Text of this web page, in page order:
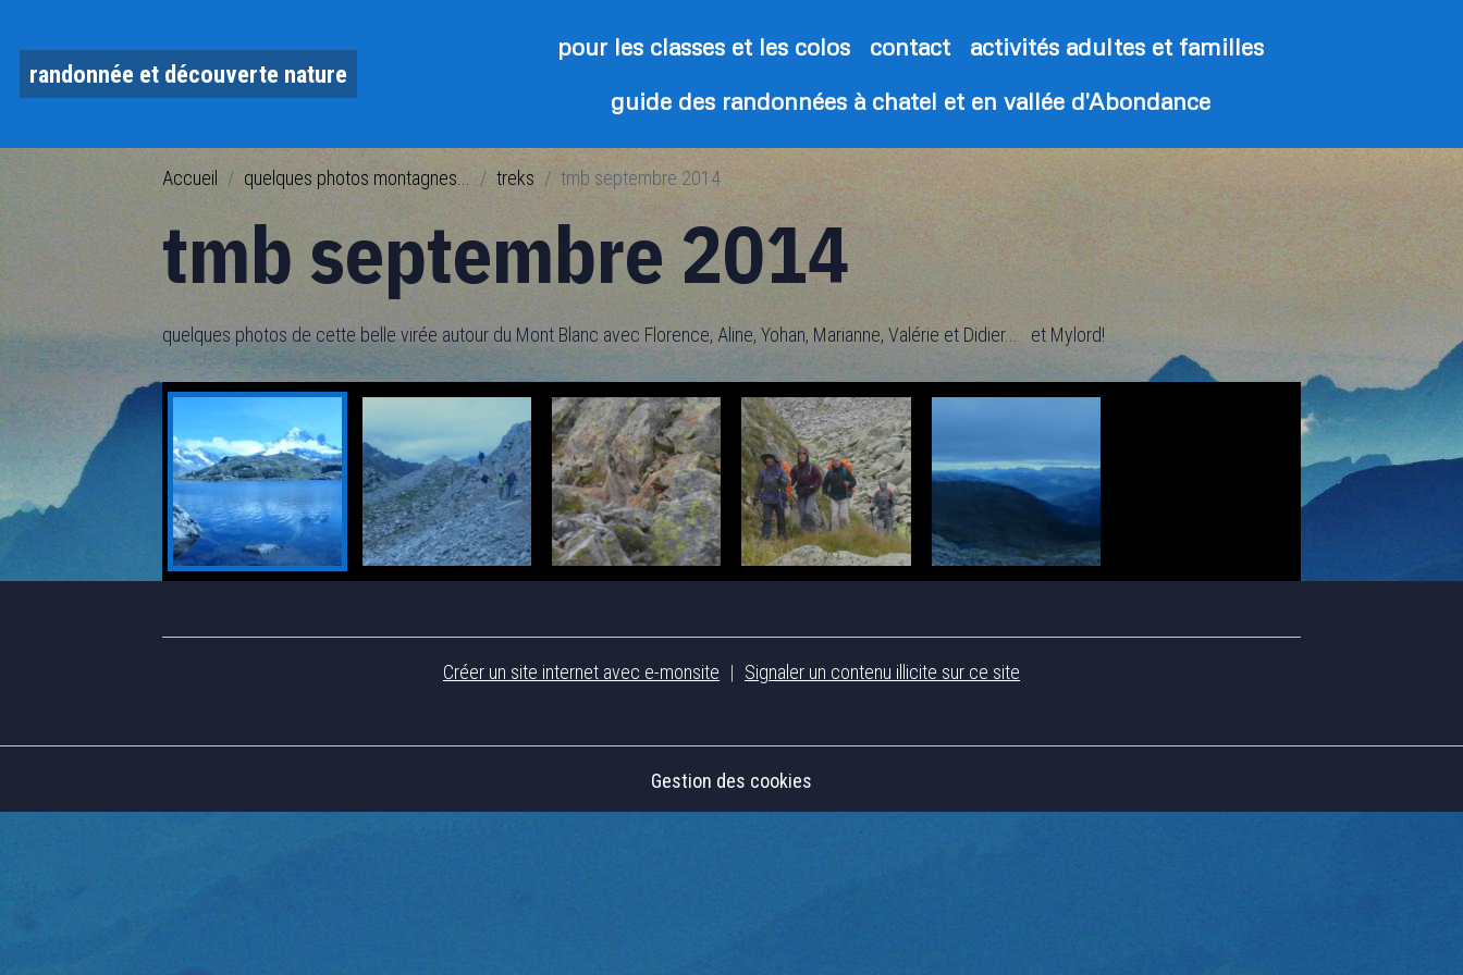
randonnée et découverte nature
pour les classes et les colos contact
activités adultes et familles
guide des randonnées à chatel et en vallée d'Abondance
Accueil quelques photos montagnes... treks tmb septembre 2014
tmb septembre 2014
quelques photos de cette belle virée autour du Mont Blanc avec Florence, Aline, Yohan, Marianne, Valérie et Didier... et Mylord!
Créer un site internet avec e-monsite Signaler un contenu illicite sur ce site
Gestion des cookies